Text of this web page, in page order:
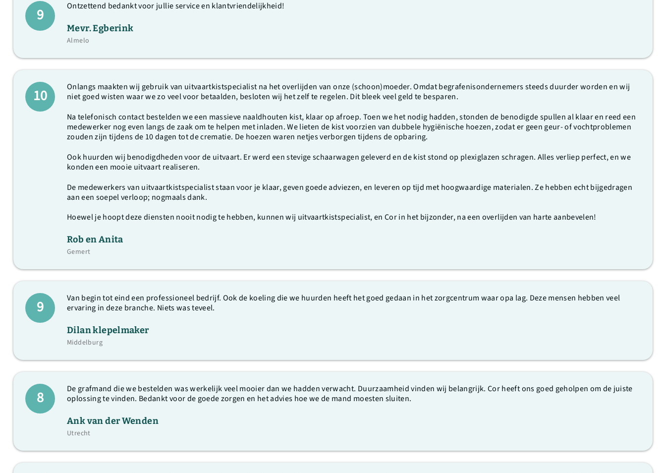
9 Ontzettend bedankt voor jullie service en klantvriendelijkheid!
Mevr. Egberink
Almelo
10
Onlangs maakten wij gebruik van uitvaartkistspecialist na het overlijden van onze (schoon)moeder. Omdat begrafenisondernemers steeds duurder worden en wij
niet goed wisten waar we zo veel voor betaalden, besloten wij het zelf te regelen. Dit bleek veel geld te besparen.
Na telefonisch contact bestelden we een massieve naaldhouten kist, klaar op afroep. Toen we het nodig hadden, stonden de benodigde spullen al klaar en reed een
medewerker nog even langs de zaak om te helpen met inladen. We lieten de kist voorzien van dubbele hygiënische hoezen, zodat er geen geur- of vochtproblemen
zouden zijn tijdens de 10 dagen tot de crematie. De hoezen waren netjes verborgen tijdens de opbaring.
Ook huurden wij benodigdheden voor de uitvaart. Er werd een stevige schaarwagen geleverd en de kist stond op plexiglazen schragen. Alles verliep perfect, en we
konden een mooie uitvaart realiseren.
De medewerkers van uitvaartkistspecialist staan voor je klaar, geven goede adviezen, en leveren op tijd met hoogwaardige materialen. Ze hebben echt bijgedragen
aan een soepel verloop; nogmaals dank.
Hoewel je hoopt deze diensten nooit nodig te hebben, kunnen wij uitvaartkistspecialist, en Cor in het bijzonder, na een overlijden van harte aanbevelen!
Rob en Anita
Gemert
9
Van begin tot eind een professioneel bedrijf. Ook de koeling die we huurden heeft het goed gedaan in het zorgcentrum waar opa lag. Deze mensen hebben veel
ervaring in deze branche. Niets was teveel.
Dilan klepelmaker
Middelburg
8
De grafmand die we bestelden was werkelijk veel mooier dan we hadden verwacht. Duurzaamheid vinden wij belangrijk. Cor heeft ons goed geholpen om de juiste
oplossing te vinden. Bedankt voor de goede zorgen en het advies hoe we de mand moesten sluiten.
Ank van der Wenden
Utrecht